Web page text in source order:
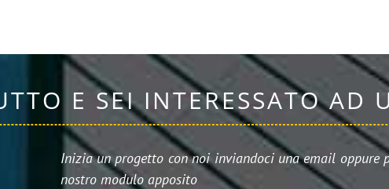
E SEI INTERESSATO AD
Inizia un progetto con noi inviandoci una email oppure
nostro modulo apposito